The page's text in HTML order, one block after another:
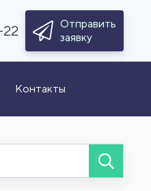
22
Отправить
заявку
Контакты